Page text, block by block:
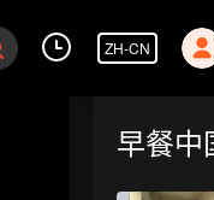
ZH-CN
早餐中